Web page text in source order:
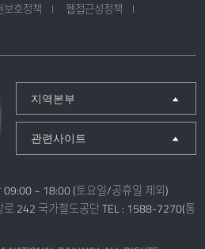
보호정책
웹접근성정책
지역본부
관련사이트
~ 18:00 (토요일/공휴일 제외)
242 국가철도공단 TEL : 1588-7270(통